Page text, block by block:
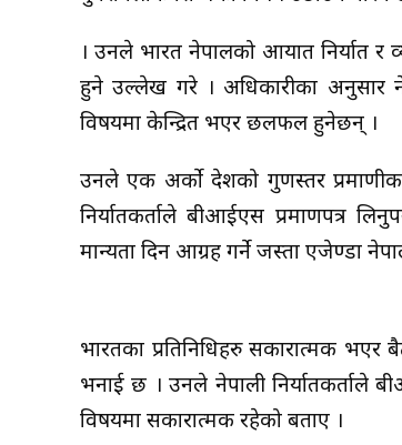
। उनले भारत नेपालको आयात निर्यात र
हुने उल्लेख गरे । अधिकारीका अनुसार
विषयमा केन्द्रित भएर छलफल हुनेछन् ।
उनले एक अर्को देशको गुणस्तर
निर्यातकर्ताले बीआईएस प्रमाणपत्र
मान्यता दिन आग्रह गर्ने जस्ता एजेण्डा
भारतका प्रतिनिधिहरु सकारात्मक
भनाई छ । उनले नेपाली निर्यातकर्ताले
विषयमा सकारात्मक रहेको बताए ।